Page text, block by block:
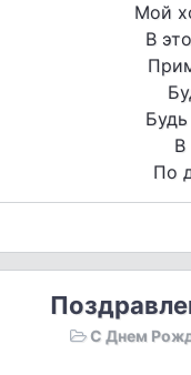
Мой
В
В
По
С Днем